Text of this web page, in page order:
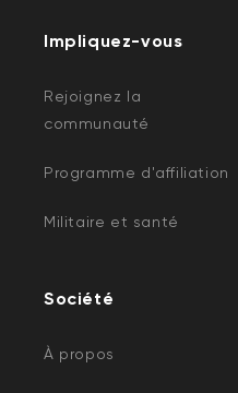
Impliquez-vous
Rejoignez la
communauté
Programme d'affiliation
Militaire et santé
Société
À propos